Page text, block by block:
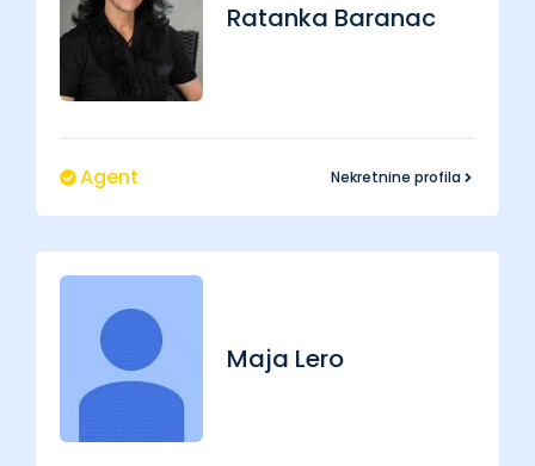
Ratanka Baranac
Agent Nekretnine profila
Maja Lero